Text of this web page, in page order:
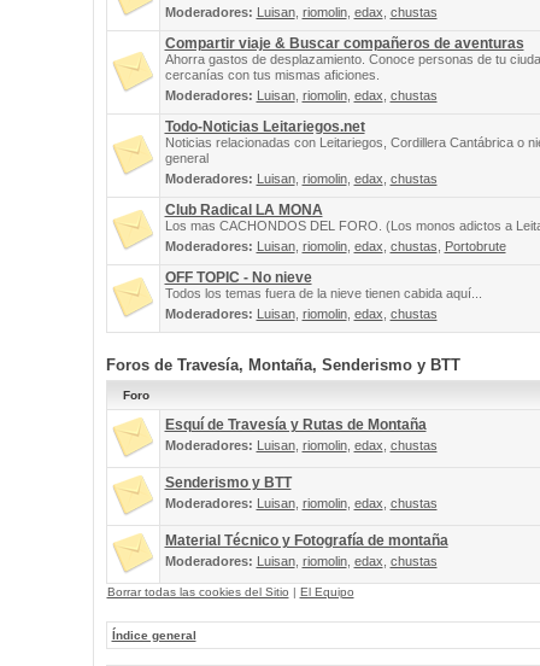
Moderadores: Luisan, riomolin, edax chustas
Compartir viaje & Buscar compañeros de aventuras
Ahorra gastos de desplazamiento. Conoce personas de tu
cercanías con tus mismas aficiones.
Moderadores: Luisan, riomolin, edax chustas
Todo-Noticias Leitariegos.net
Noticias relacionadas con Leitariegos, Cordillera Cantábrica o
general
Moderadores: Luisan, riomolin, edax chustas
Club Radical LA MONA
Los mas CACHONDOS DEL FORO. (Los monos adictos a
Moderadores: Luisan, riomolin, edax chustas Portobrute
OFF TOPIC - No nieve
Todos los temas fuera de la nieve tienen cabida aquí...
Moderadores: Luisan, riomolin, edax chustas
Foros de Travesía, Montaña, Senderismo y BTT
Foro
Esquí de Travesía y Rutas de Montaña
Moderadores: Luisan, riomolin, edax chustas
Senderismo y BTT
Moderadores: Luisan, riomolin, edax chustas
Material Técnico y Fotografía de montaña
Moderadores: Luisan, riomolin, edax chustas
Borrar todas las cookies del Sitio | El Equipo
Índice general